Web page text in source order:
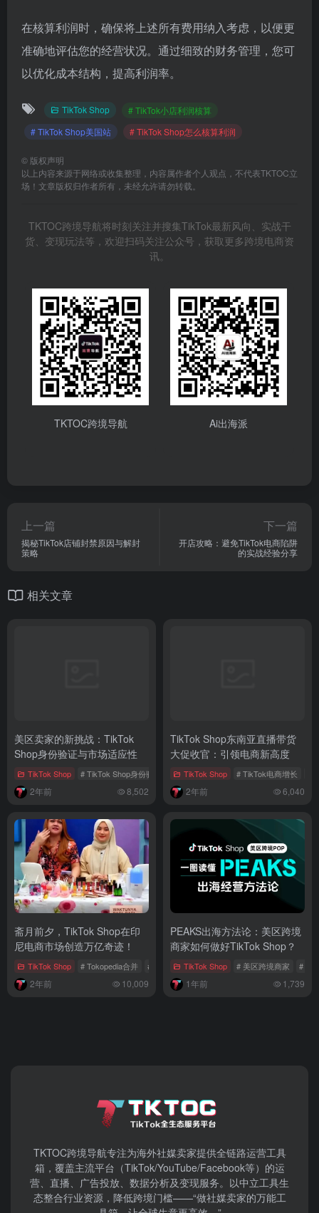
在核算利润时，确保将上述所有费用纳入考虑，以便更
准确地评估您的经营状况。通过细致的财务管理，您可
以优化成本结构，提高利润率。
TikTok Shop
# TikTok小店利润核算
# TikTok Shop美国站
# TikTok Shop怎么核算利润
© 版权声明
以上内容来源于网络或收集整理，内容属作者个人观点，不代表TKTOC立
场！文章版权归作者所有，未经允许请勿转载。
TKTOC跨境导航将时刻关注并搜集TikTok最新风向、实战干
货、变现玩法等，欢迎扫码关注公众号，获取更多跨境电商资
讯。
TKTOC跨境导航 Ai出海派
上一篇
揭秘TikTok店铺封禁原因与解封
策略
下一篇
开店攻略：避免TikTok电商陷阱
的实战经验分享
相关文章
美区卖家的新挑战：TikTok
Shop身份验证与市场适应性
TikTok Shop # TikTok Shop身份验证 # 跨境电商策略 # 平台合规
2年前 8,502
TikTok Shop东南亚直播带货
大促收官：引领电商新高度
TikTok Shop # TikTok电商增长
2年前 6,040
斋月前夕，TikTok Shop在印
尼电商市场创造万亿奇迹！
TikTok Shop # Tokopedia合并 # 斋月 # TikTok Shop全球电商战略
2年前 10,009
‌PEAKS出海方法论：美区跨境
商家如何做好TikTok Shop？‌
TikTok Shop # 美区跨境商家 # 美
1年前 1,739
TKTOC跨境导航​专注为海外社媒卖家提供全链路运营工具
箱，覆盖主流平台（TikTok/YouTube/Facebook等）​的运
营、直播、广告投放、数据分析及变现服务。以中立工具生
态整合行业资源，降低跨境门槛——“做社媒卖家的万能工